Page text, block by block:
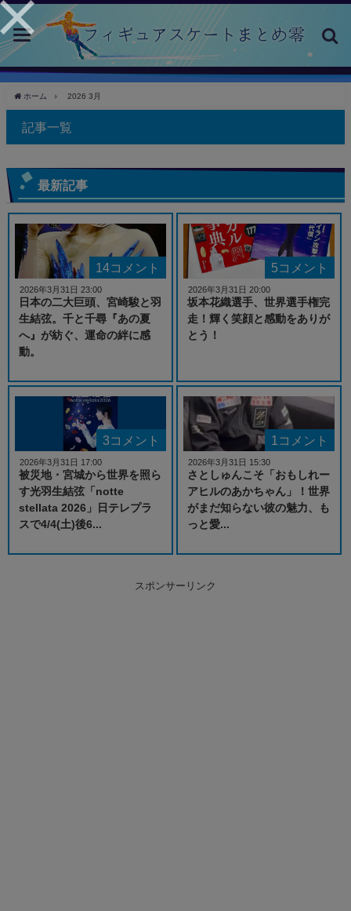
toggle
navigation
ホーム 2026 3月
記事一覧
最新記事
14コメント
日本の二大巨頭、宮崎駿と羽
生結弦。千と千尋『あの夏
へ』が紡ぐ、運命の絆に感
動。
2026年3月31日 23:00
5コメント
坂本花織選手、世界選手権完
走！輝く笑顔と感動をありが
とう！
2026年3月31日 20:00
3コメント
被災地・宮城から世界を照ら
す光羽生結弦「notte
stellata 2026」日テレプラ
スで4/4(土)後6...
2026年3月31日 17:00
1コメント
さとしゅんこそ「おもしれー
アヒルのあかちゃん」！世界
がまだ知らない彼の魅力、も
っと愛...
2026年3月31日 15:30
スポンサーリンク